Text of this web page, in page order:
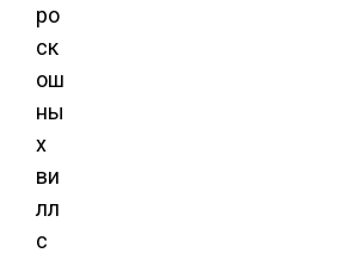
ро
ск
ош
ны
х
ви
лл
с